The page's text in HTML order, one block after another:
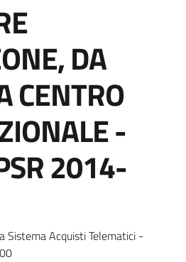
DA
CENTRO
-
2014-
Sistema Acquisti Telematici -